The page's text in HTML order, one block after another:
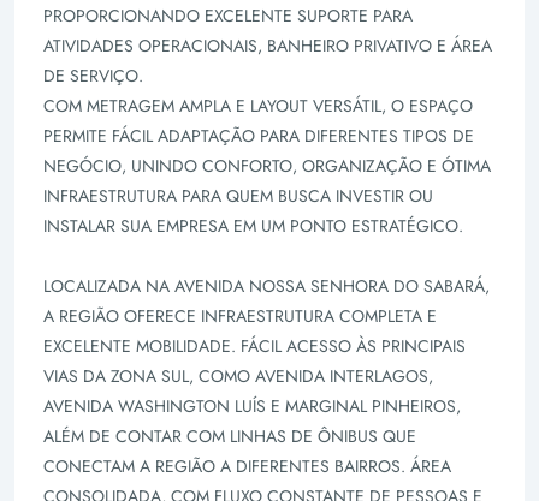
PROPORCIONANDO EXCELENTE SUPORTE PARA
ATIVIDADES OPERACIONAIS, BANHEIRO PRIVATIVO E ÁREA
DE SERVIÇO.
COM METRAGEM AMPLA E LAYOUT VERSÁTIL, O ESPAÇO
PERMITE FÁCIL ADAPTAÇÃO PARA DIFERENTES TIPOS DE
NEGÓCIO, UNINDO CONFORTO, ORGANIZAÇÃO E ÓTIMA
INFRAESTRUTURA PARA QUEM BUSCA INVESTIR OU
INSTALAR SUA EMPRESA EM UM PONTO ESTRATÉGICO.
LOCALIZADA NA AVENIDA NOSSA SENHORA DO SABARÁ,
A REGIÃO OFERECE INFRAESTRUTURA COMPLETA E
EXCELENTE MOBILIDADE. FÁCIL ACESSO ÀS PRINCIPAIS
VIAS DA ZONA SUL, COMO AVENIDA INTERLAGOS,
AVENIDA WASHINGTON LUÍS E MARGINAL PINHEIROS,
ALÉM DE CONTAR COM LINHAS DE ÔNIBUS QUE
CONECTAM A REGIÃO A DIFERENTES BAIRROS. ÁREA
CONSOLIDADA, COM FLUXO CONSTANTE DE PESSOAS E